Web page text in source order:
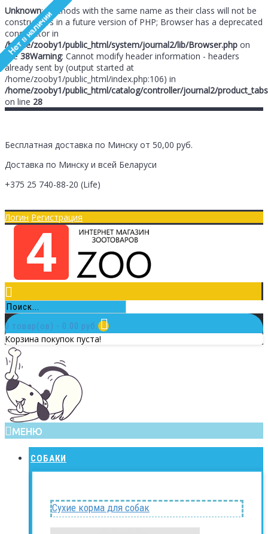
Unknown: Methods with the same name as their class will not be
constructors in a future version of PHP; Browser has a deprecated
constructor in
/home/zooby1/public_html/system/journal2/lib/Browser.php on
line38Warning: Cannot modify header information - headers
already sent by (output started at
/home/zooby1/public_html/index.php:106) in
/home/zooby1/public_html/catalog/controller/journal2/
on line 28
Бесплатная доставка по Минску от 50,00 руб.
Доставка по Минску и всей Беларуси
+375 25 740-88-20 (Life)
Логин Регистрация
0 товар(ов) - 0.00 руб.
Корзина покупок пуста!
МЕНЮ
СОБАКИ
Сухие корма для собак